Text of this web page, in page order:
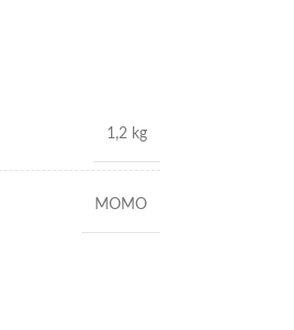
1,2 kg
MOMO